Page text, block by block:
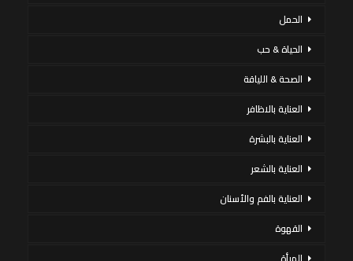
الحمل
الحياة & حب
الصحة & اللياقة
العناية بالاظافر
العناية بالبشرة
العناية بالشعر
العناية بالفم والأسنان
القهوة